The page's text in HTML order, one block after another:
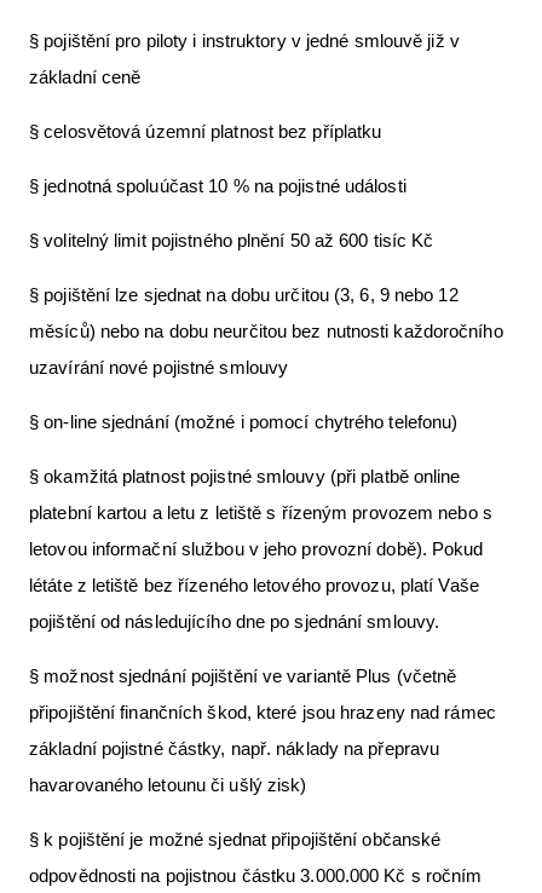
§ pojištění pro piloty i instruktory v jedné smlouvě již v
základní ceně
§ celosvětová územní platnost bez příplatku
§ jednotná spoluúčast 10 % na pojistné události
§ volitelný limit pojistného plnění 50 až 600 tisíc Kč
§ pojištění lze sjednat na dobu určitou (3, 6, 9 nebo 12
měsíců) nebo na dobu neurčitou bez nutnosti každoročního
uzavírání nové pojistné smlouvy
§ on-line sjednání (možné i pomocí chytrého telefonu)
§ okamžitá platnost pojistné smlouvy (při platbě online
platební kartou a letu z letiště s řízeným provozem nebo s
letovou informační službou v jeho provozní době). Pokud
létáte z letiště bez řízeného letového provozu, platí Vaše
pojištění od následujícího dne po sjednání smlouvy.
§ možnost sjednání pojištění ve variantě Plus (včetně
připojištění finančních škod, které jsou hrazeny nad rámec
základní pojistné částky, např. náklady na přepravu
havarovaného letounu či ušlý zisk)
§ k pojištění je možné sjednat připojištění občanské
odpovědnosti na pojistnou částku 3.000.000 Kč s ročním